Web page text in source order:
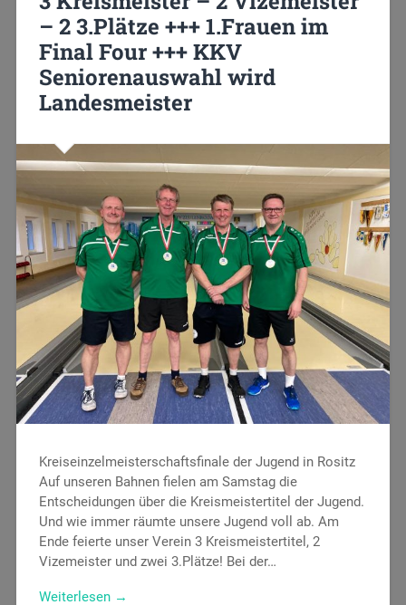
– 2 3.Plätze +++ 1.Frauen im
Final Four +++ KKV
Seniorenauswahl wird
Landesmeister
Kreiseinzelmeisterschaftsfinale der Jugend in Rositz
Auf unseren Bahnen fielen am Samstag die
Entscheidungen über die Kreismeistertitel der Jugend.
Und wie immer räumte unsere Jugend voll ab. Am
Ende feierte unser Verein 3 Kreismeistertitel, 2
Vizemeister und zwei 3.Plätze! Bei der…
Weiterlesen →